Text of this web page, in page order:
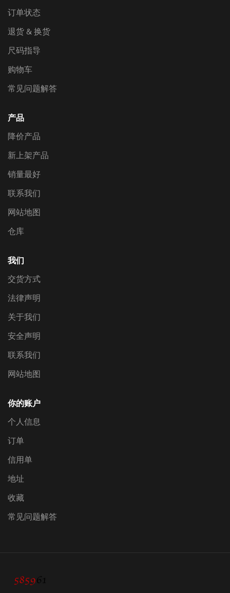
订单状态
退货 & 换货
尺码指导
购物车
常见问题解答
产品
降价产品
新上架产品
销量最好
联系我们
网站地图
仓库
我们
交货方式
法律声明
关于我们
安全声明
联系我们
网站地图
你的账户
个人信息
订单
信用单
地址
收藏
常见问题解答